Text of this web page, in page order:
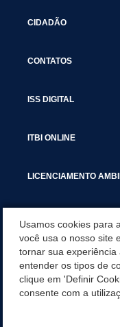
CIDADÃO
CONTATOS
ISS DIGITAL
ITBI ONLINE
LICENCIAMENTO
SERVIÇOS
SERVIÇOS DO
Usamos cookies para
você usa o nosso site
tornar sua
entender os tipos de
clique em 'Definir
consente com a